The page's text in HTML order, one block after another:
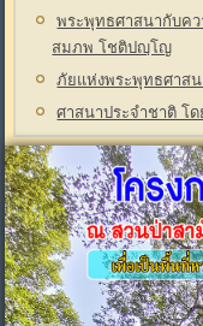
พระพุทธศาสนากับค
สมภพ โชติปญฺโญ
ภัยแห่งพระพุทธศาส
ศาสนาประจำชาติ โ